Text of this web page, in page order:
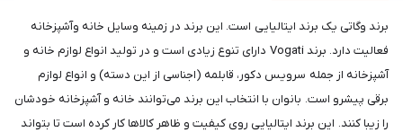
برند وگاتی یک برند ایتالیایی است. این برند در زمینه وسایل خانه وآشپزخانه
فعالیت دارد. برند Vogati دارای تنوع زیادی است و در تولید انواع لوازم خانه و
آشپزخانه از جمله سرویس دکور، قابلمه (اجناسی از این دسته) و انواع لوازم
برقی پیشرو است. بانوان با انتخاب این برند می‌توانند خانه و آشپزخانه خودشان
را زیبا کنند. این برند ایتالیایی روی کیفیت و ظاهر کالاها کار کرده است تا بتواند